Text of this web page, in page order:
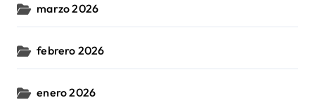
marzo 2026
febrero 2026
enero 2026